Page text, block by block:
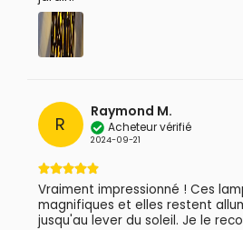
R
Raymond M.
Acheteur vérifié
2024-09-21
Vraiment impressionné ! Ces
magnifiques et elles restent
jusqu'au lever du soleil. Je le